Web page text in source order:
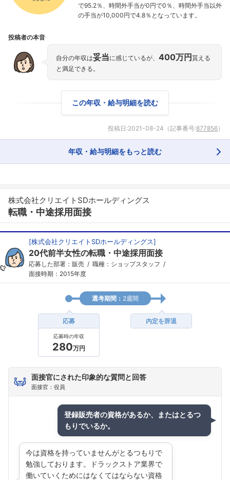
フォローしました
こちらの企業もフォローしませんか？
で95.2％、時間外手当が0円で0％、時間外手当以外
の手当が10,000円で4.8％となっています。
投稿者の本音
自分の年収は妥当に感じているが、 400万円 貰える
と満足できる。
この年収・給与明細を読む
投稿日:2021-08-24 （記事番号:877856）
年収・給与明細をもっと読む
株式会社クリエイトSDホールディングス
転職・中途採用面接
[株式会社クリエイトSDホールディングス]
20代前半女性の転職・中途採用面接
応募した部署：販売
職種：ショップスタッフ
面接時期：2015年度
選考期間： 2週間
応募
応募時の年収
280万円
内定を辞退
面接官にされた印象的な質問と回答
面接官：役員
登録販売者の資格があるか、またはとるつ
もりでいるか。
今は資格を持っていませんがとるつもりで
勉強しております。ドラックストア業界で
働いていくためにはなくてはならない資格